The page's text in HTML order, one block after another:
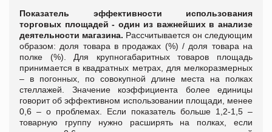
Показатель эффективности использования
торговых площадей - один из важнейших в анализе
деятельности магазина. Рассчитывается он следующим
образом: доля товара в продажах (%) / доля товара на
полке (%). Для крупногабаритных товаров площадь
принимается в квадратных метрах, для мелкоразмерных
– в погонных, по совокупной длине места на полках
стеллажей. Значение коэффициента более единицы
говорит об эффективном использовании площади, менее
0,6 – о проблемах. Если показатель больше 1,2-1,5 –
товарную группу нужно расширять на полках, если